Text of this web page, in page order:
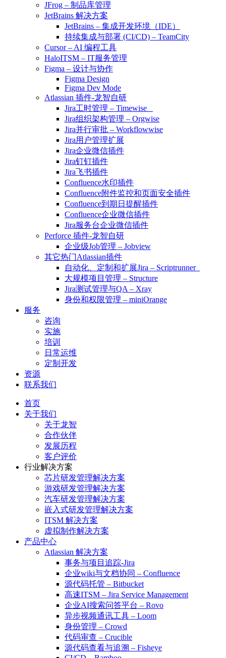
JFrog – 制品库管理
JetBrains 解决方案
JetBrains – 集成开发环境（IDE）
持续集成与部署 (CI/CD) – TeamCity
Cursor – AI 编程工具
HaloITSM – IT服务管理
Figma – 设计与协作
Figma Design
Figma Dev Mode
Atlassian 插件-龙智自研
Jira工时管理 – Timewise
Jira组织架构管理 – Orgwise
Jira并行审批 – Workflowwise
Jira用户管理扩展
Jira企业微信插件
Jira钉钉插件
Jira飞书插件
Confluence水印插件
Confluence附件监控和页面安全插件
Confluence到期日提醒插件
Confluence企业微信插件
Jira服务台企业微信插件
Perforce 插件-龙智自研
企业级Job管理 – Jobview
其它热门Atlassian插件
自动化、定制和扩展Jira – Scriptrunner
大规模项目管理 – Structure
Jira测试管理与QA – Xray
身份和权限管理 – miniOrange
服务
咨询
实施
培训
日常运维
定制开发
资源
联系我们
首页
关于我们
关于龙智
合作伙伴
发展历程
客户评价
行业解决方案
芯片研发管理解决方案
游戏研发管理解决方案
汽车研发管理解决方案
嵌入式研发管理解决方案
ITSM 解决方案
虚拟制作解决方案
产品中心
Atlassian 解决方案
事务与项目追踪-Jira
企业wiki与文档协同 – Confluence
源代码托管 – Bitbucket
高速ITSM – Jira Service Management
企业AI搜索问答平台 – Rovo
异步视频通讯工具 – Loom
身份管理 – Crowd
代码审查 – Crucible
源代码查看与追溯 – Fisheye